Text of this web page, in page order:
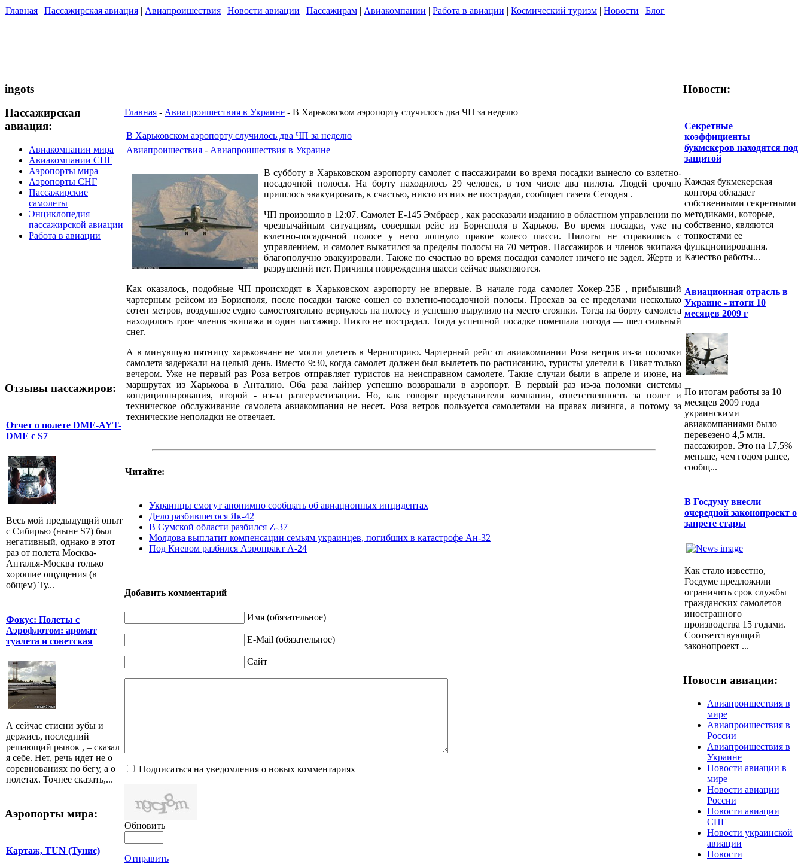
Главная | Пассажирская авиация | Авиапроишествия | Новости авиации | Пассажирам | Авиакомпании | Работа в авиации | Космический туризм | Новости | Блог
ingots
Пассажирская
авиация:
Авиакомпании мира
Авиакомпании СНГ
Аэропорты мира
Аэропорты СНГ
Пассажирские
самолеты
Энциклопедия
пассажирской авиации
Работа в авиации
Отзывы пассажиров:
Отчет о полете DME-AYT-
DME с S7
Весь мой предыдущий опыт
с Сибирью (ныне S7) был
негативный, однако в этот
раз от полета Москва-
Анталья-Москва только
хорошие ощущения (в
общем) Ту...
Фокус: Полеты с
Аэрофлотом: аромат
туалета и советская
А сейчас стисни зубы и
держись, последний
решающий рывок , – сказал
я себе. Нет, речь идет не о
соревнованиях по бегу, а о
полетах. Точнее сказать,...
Аэропорты мира:
Картаж, TUN (Тунис)
Главная - Авиапроишествия в Украине - В Харьковском аэропорту случилось два ЧП за неделю
В Харьковском аэропорту случилось два ЧП за неделю
Авиапроишествия - Авиапроишествия в Украине
В субботу в Харьковском аэропорту самолет с пассажирами во время посадки вынесло со взлетно-
посадочной полосы. На борту находилось 29 человек, в том числе два пилота. Людей срочно
пришлось эвакуировать, к счастью, никто из них не пострадал, сообщает газета Сегодня .
ЧП произошло в 12:07. Самолет Е-145 Эмбраер , как рассказали изданию в областном управлении по
чрезвычайным ситуациям, совершал рейс из Борисполя в Харьков. Во время посадки, уже на
взлетно-посадочной полосе у него лопнуло правое колесо шасси. Пилоты не справились с
управлением, и самолет выкатился за пределы полосы на 70 метров. Пассажиров и членов экипажа
благополучно эвакуировали. Также по счастью во время посадки самолет ничего не задел. Жертв и
разрушений нет. Причины повреждения шасси сейчас выясняются.
Как оказалось, подобные ЧП происходят в Харьковском аэропорту не впервые. В начале года самолет Хокер-25Б , прибывший
чартерным рейсом из Борисполя, после посадки также сошел со взлетно-посадочной полосы. Проехав за ее пределами несколько
сотен метров, воздушное судно самостоятельно вернулось на полосу и успешно вырулило на место стоянки. Тогда на борту самолета
находилось трое членов экипажа и один пассажир. Никто не пострадал. Тогда успешной посадке помешала погода — шел сильный
снег.
А в минувшую пятницу харьковчане не могли улететь в Черногорию. Чартерный рейс от авиакомпании Роза ветров из-за поломки
самолета задержали на целый день. Вместо 9:30, когда самолет должен был вылететь по расписанию, туристы улетели в Тиват только
вечером. Уже не первый раз Роза ветров отправляет туристов на неисправном самолете. Такие случаи были в апреле и июне, на
маршрутах из Харькова в Анталию. Оба раза лайнер успешно возвращали в аэропорт. В первый раз из-за поломки системы
кондиционирования, второй - из-за разгерметизации. Но, как говорят представители компании, ответственность за полет и
техническое обслуживание самолета авиакомпания не несет. Роза ветров пользуется самолетами на правах лизинга, а потому за
технические неполадки не отвечает.
Читайте:
Украинцы смогут анонимно сообщать об авиационных инцидентах
Дело разбившегося Як-42
В Сумской области разбился Z-37
Молдова выплатит компенсации семьям украинцев, погибших в катастрофе Ан-32
Под Киевом разбился Аэропракт А-24
Добавить комментарий
Имя (обязательное)
E-Mail (обязательное)
Сайт
Подписаться на уведомления о новых комментариях
Обновить
Отправить
Новости:
Секретные
коэффициенты
букмекеров находятся под
защитой
Каждая букмекерская
контора обладает
собственными секретными
методиками, которые,
собственно, являются
тонкостями ее
функционирования.
Качество работы...
Авиационная отрасль в
Украине - итоги 10
месяцев 2009 г
По итогам работы за 10
месяцев 2009 года
украинскими
авиакомпаниями было
перевезено 4,5 млн.
пассажиров. Это на 17,5%
меньше, чем годом ранее,
сообщ...
В Госдуму внесли
очередной законопроект о
запрете стары
Как стало известно,
Госдуме предложили
ограничить срок службы
гражданских самолетов
иностранного
производства 15 годами.
Соответствующий
законопроект ...
Новости авиации:
Авиапроишествия в
мире
Авиапроишествия в
России
Авиапроишествия в
Украине
Новости авиации в
мире
Новости авиации
России
Новости авиации
СНГ
Новости украинской
авиации
Новости